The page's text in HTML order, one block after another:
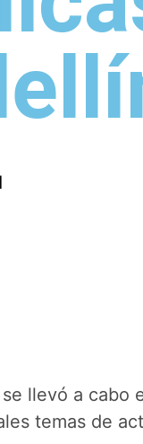
llevó a
temas de